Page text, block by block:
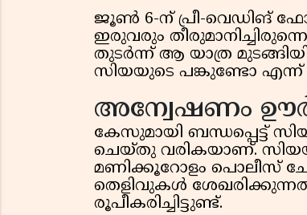
ജൂൺ 6-ന് പ്രീ-വെഡിങ്
ഇരുവരും
തുടർന്ന് ആ യാത്ര
സിയയുടെ പങ്കുണ്ടോ എന്ന്
അന്വേഷണം
കേസുമായി ബന്ധപ്പെട്ട്
ചെയ്തു വരികയാണ്.
മണിക്കൂറോളം പൊലീസ്
തെളിവുകൾ
രൂപീകരിച്ചിട്ടുണ്ട്.